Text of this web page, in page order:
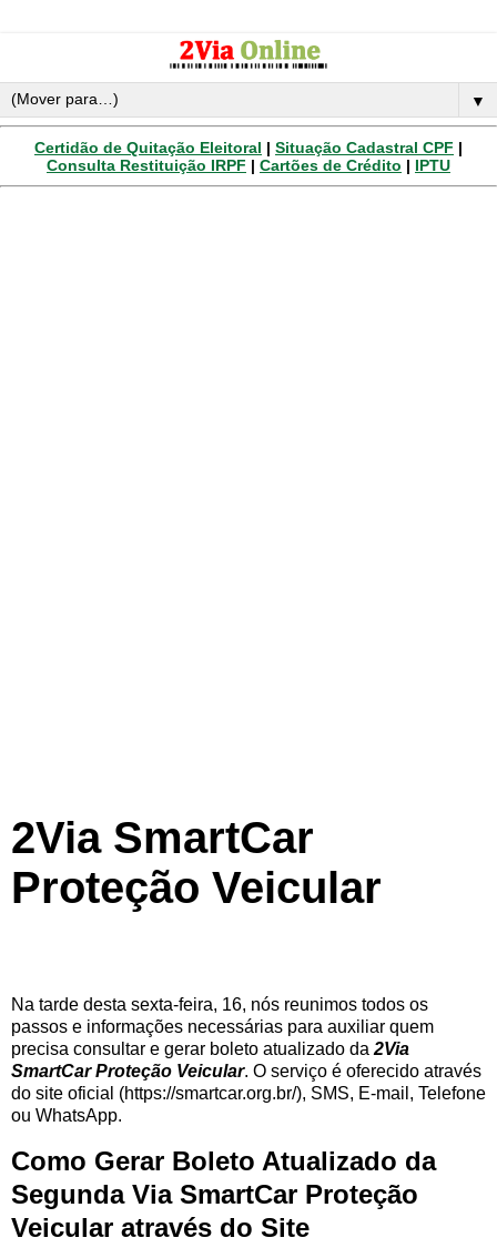
▼
Certidão de Quitação Eleitoral | Situação Cadastral CPF |
Consulta Restituição IRPF | Cartões de Crédito | IPTU
2Via SmartCar
Proteção Veicular
Na tarde desta sexta-feira, 16, nós reunimos todos os
passos e informações necessárias para auxiliar quem
precisa consultar e gerar boleto atualizado da2Via
SmartCar Proteção Veicular. O serviço é oferecido através
do site oficial (https://smartcar.org.br/), SMS, E-mail, Telefone
ou WhatsApp.
Como Gerar Boleto Atualizado da
Segunda Via SmartCar Proteção
Veicular através do Site